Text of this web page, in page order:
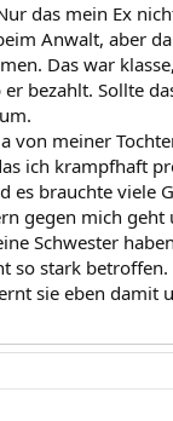
das mein Ex
Anwalt, aber
Das war
bezahlt. Sollte
von meiner
ich krampfhaft
es brauchte viele
gegen mich
Schwester
so stark
sie eben